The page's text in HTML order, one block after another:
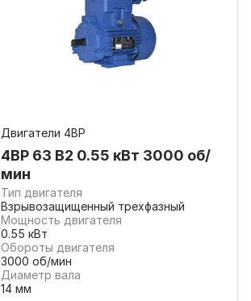
Двигатели 4ВР
4ВР 63 В2 0.55 кВт 3000 об/
мин
Тип двигателя
Взрывозащищенный трехфазный
Мощность двигателя
0.55 кВт
Обороты двигателя
3000 об/мин
Диаметр вала
14 мм